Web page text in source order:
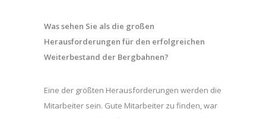
Was sehen Sie als die großen
Herausforderungen für den erfolgreichen
Weiterbestand der Bergbahnen?
Eine der größten Herausforderungen werden die
Mitarbeiter sein. Gute Mitarbeiter zu finden, war